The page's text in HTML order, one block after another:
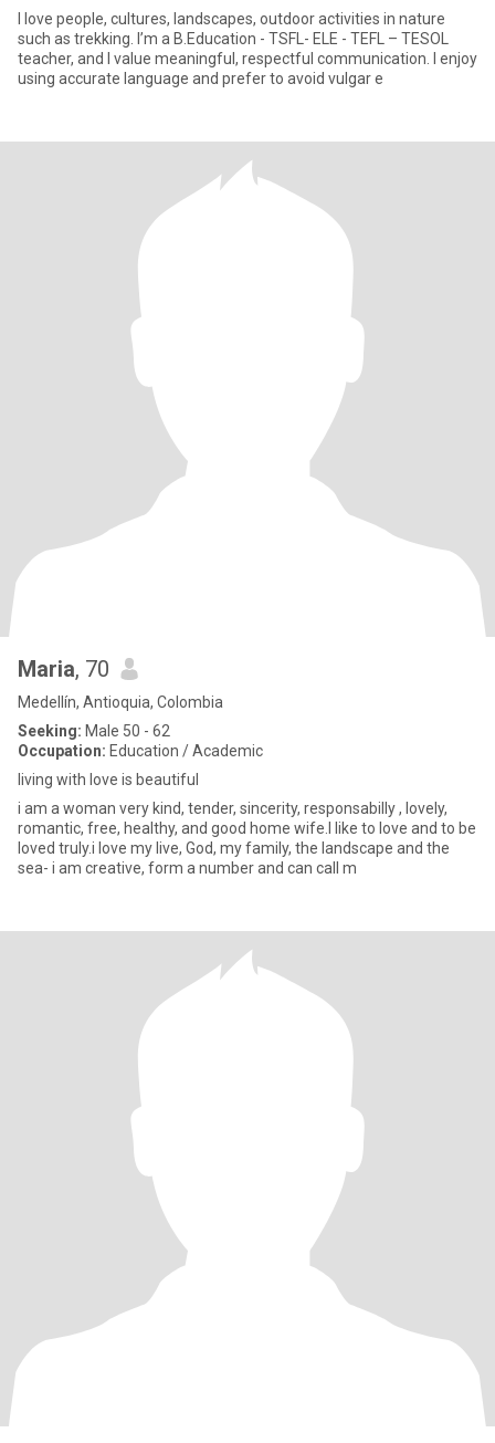
I love people, cultures, landscapes, outdoor activities in nature
such as trekking. I’m a B.Education - TSFL- ELE - TEFL – TESOL
teacher, and I value meaningful, respectful communication. I enjoy
using accurate language and prefer to avoid vulgar e
Maria, 70
Medellín, Antioquia, Colombia
Seeking: Male 50 - 62
Occupation: Education / Academic
living with love is beautiful
i am a woman very kind, tender, sincerity, responsabilly , lovely,
romantic, free, healthy, and good home wife.I like to love and to be
loved truly.i love my live, God, my family, the landscape and the
sea- i am creative, form a number and can call m